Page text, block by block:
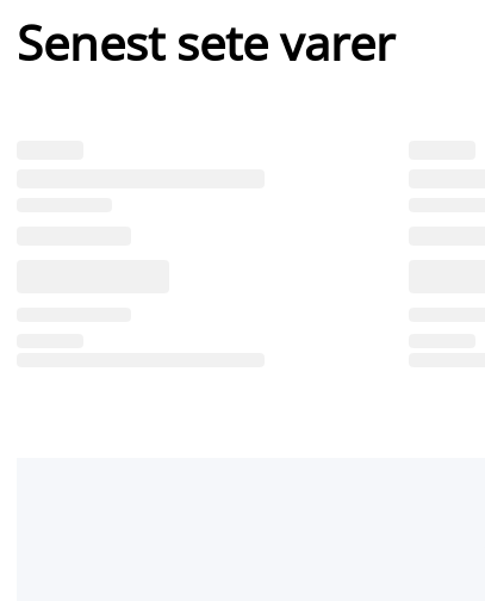
Senest sete varer